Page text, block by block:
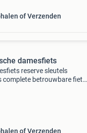
of Verzenden
damesfiets
reserve sleutels
complete betrouwbare fiets
of Verzenden